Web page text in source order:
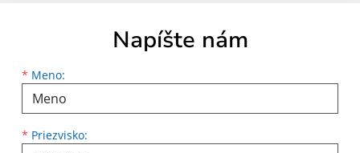
Napíšte nám
* Meno:
Meno
* Priezvisko:
Priezvisko
E-mailová adresa